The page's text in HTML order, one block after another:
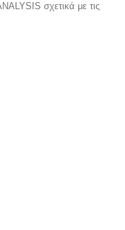
σχετικά με τις